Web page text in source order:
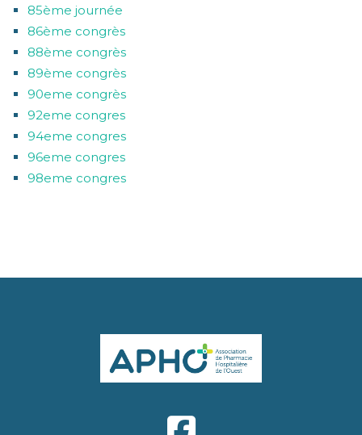
85ème journée
86ème congrès
88ème congrès
89ème congrès
90eme congrès
92eme congres
94eme congres
96eme congres
98eme congres